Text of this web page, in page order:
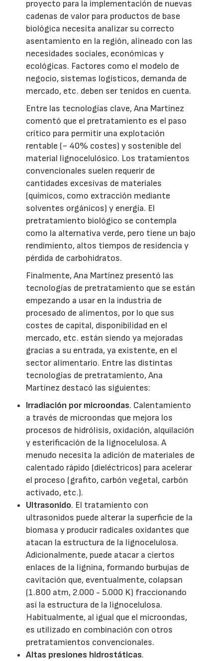
proyecto para la implementación de nuevas
cadenas de valor para productos de base
biológica necesita analizar su correcto
asentamiento en la región, alineado con las
necesidades sociales, económicas y
ecológicas. Factores como el modelo de
negocio, sistemas logísticos, demanda de
mercado, etc. deben ser tenidos en cuenta.
Entre las tecnologías clave, Ana Martínez
comentó que el pretratamiento es el paso
crítico para permitir una explotación
rentable (~ 40% costes) y sostenible del
material lignocelulósico. Los tratamientos
convencionales suelen requerir de
cantidades excesivas de materiales
(químicos, como extracción mediante
solventes orgánicos) y energía. El
pretratamiento biológico se contempla
como la alternativa verde, pero tiene un bajo
rendimiento, altos tiempos de residencia y
pérdida de carbohidratos.
Finalmente, Ana Martínez presentó las
tecnologías de pretratamiento que se están
empezando a usar en la industria de
procesado de alimentos, por lo que sus
costes de capital, disponibilidad en el
mercado, etc. están siendo ya mejoradas
gracias a su entrada, ya existente, en el
sector alimentario. Entre las distintas
tecnologías de pretratamiento, Ana
Martínez destacó las siguientes:
Irradiación por microondas. Calentamiento
a través de microondas que mejora los
procesos de hidrólisis, oxidación, alquilación
y esterificación de la lignocelulosa. A
menudo necesita la adición de materiales de
calentado rápido (dieléctricos) para acelerar
el proceso (grafito, carbón vegetal, carbón
activado, etc.).
Ultrasonido. El tratamiento con
ultrasonidos puede alterar la superficie de la
biomasa y producir radicales oxidantes que
atacan la estructura de la lignocelulosa.
Adicionalmente, puede atacar a ciertos
enlaces de la lignina, formando burbujas de
cavitación que, eventualmente, colapsan
(1.800 atm, 2.000 - 5.000 K) fraccionando
así la estructura de la lignocelulosa.
Habitualmente, al igual que el microondas,
es utilizado en combinación con otros
pretratamientos convencionales.
Altas presiones hidrostáticas.